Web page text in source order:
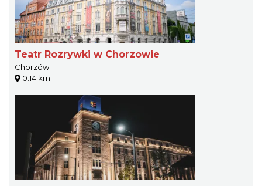
Teatr Rozrywki w Chorzowie
Chorzów
0.14 km